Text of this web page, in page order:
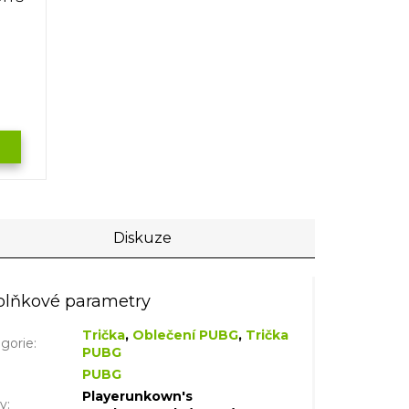
Diskuze
parametry
: Trička, Oblečení PUBG, Trička
PUBG
PUBG
:
Playerunkown's